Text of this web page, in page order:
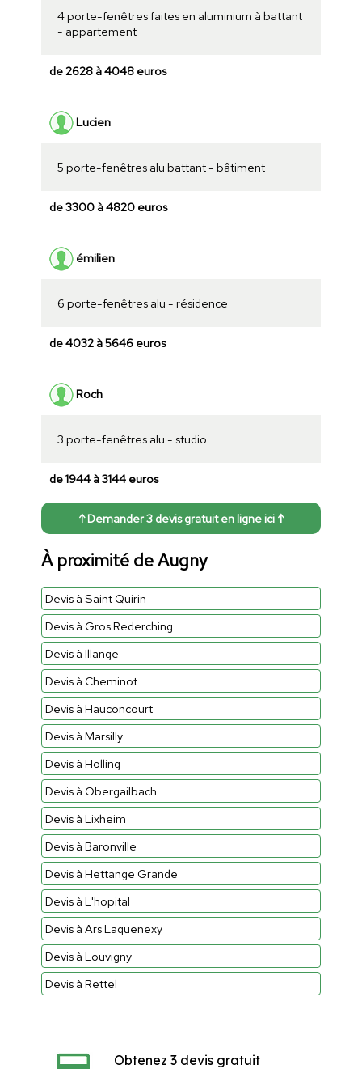
4 porte-fenêtres faites en aluminium à battant
- appartement
de 2628 à 4048 euros
Lucien
5 porte-fenêtres alu battant - bâtiment
de 3300 à 4820 euros
émilien
6 porte-fenêtres alu - résidence
de 4032 à 5646 euros
Roch
3 porte-fenêtres alu - studio
de 1944 à 3144 euros
↑ Demander 3 devis gratuit en ligne ici ↑
À proximité de Augny
Devis à Saint Quirin
Devis à Gros Rederching
Devis à Illange
Devis à Cheminot
Devis à Hauconcourt
Devis à Marsilly
Devis à Holling
Devis à Obergailbach
Devis à Lixheim
Devis à Baronville
Devis à Hettange Grande
Devis à L'hopital
Devis à Ars Laquenexy
Devis à Louvigny
Devis à Rettel
Obtenez 3 devis gratuit